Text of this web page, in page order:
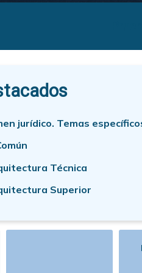
para
firmado por Francisco